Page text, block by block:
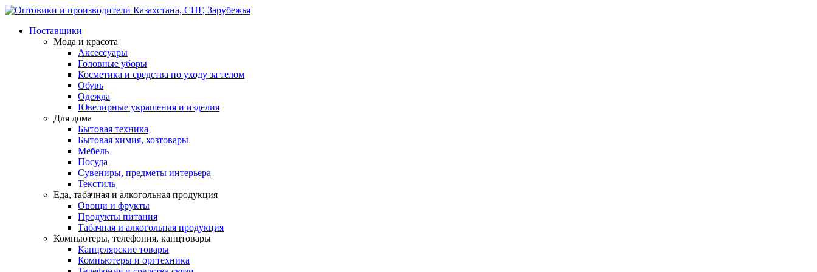
Поставщики
Мода и красота
Аксессуары
Головные уборы
Косметика и средства по уходу за телом
Обувь
Одежда
Ювелирные украшения и изделия
Для дома
Бытовая техника
Бытовая химия, хозтовары
Мебель
Посуда
Сувениры, предметы интерьера
Текстиль
Еда, табачная и алкогольная продукция
Овощи и фрукты
Продукты питания
Табачная и алкогольная продукция
Компьютеры, телефония, канцтовары
Канцелярские товары
Компьютеры и оргтехника